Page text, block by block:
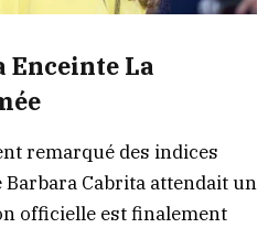
La
remarqué des indices
Cabrita attendait un
officielle est finalement